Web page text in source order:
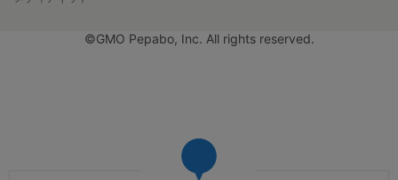
©GMO Pepabo, Inc. All rights reserved.